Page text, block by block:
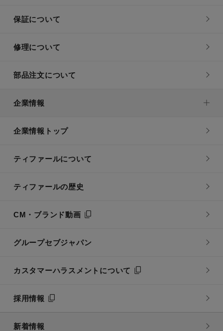
保証について
修理について
部品注文について
企業情報
企業情報トップ
ティファールについて
ティファールの歴史
CM・ブランド動画
グループセブジャパン
カスタマーハラスメントについて
採用情報
新着情報